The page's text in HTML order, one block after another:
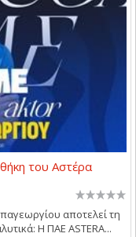
του Αστέρα
αποτελεί τη
Η ΠΑΕ ASTERA...